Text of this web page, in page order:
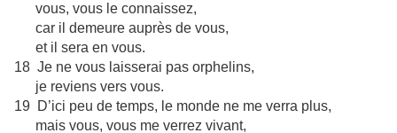
vous, vous le connaissez,
car il demeure auprès de vous,
et il sera en vous.
18 Je ne vous laisserai pas orphelins,
je reviens vers vous.
19 D’ici peu de temps, le monde ne me verra plus,
mais vous, vous me verrez vivant,